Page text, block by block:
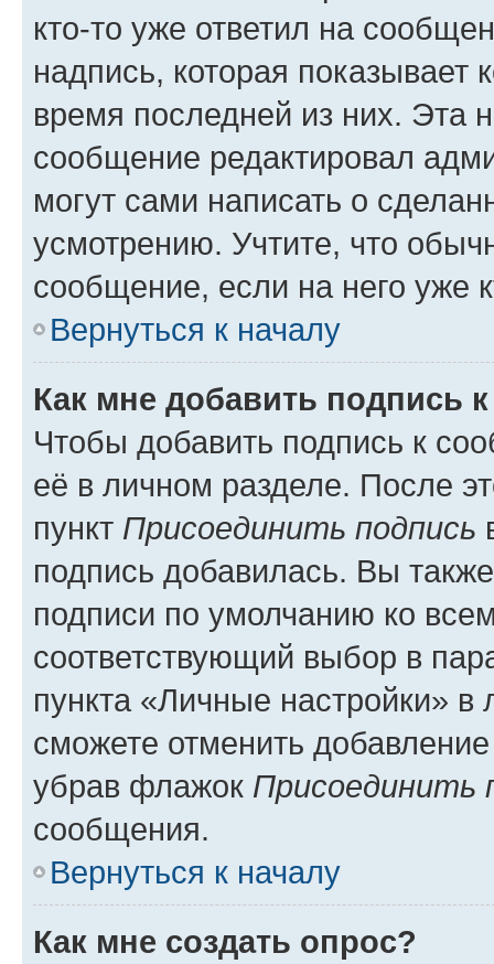
кто-то уже ответил на
надпись, которая показывает
время последней из них. Эта
сообщение редактировал
могут сами написать о
усмотрению. Учтите, что
сообщение, если на него уже
Вернуться к началу
Как мне добавить подпись
Чтобы добавить подпись к
её в личном разделе. После
пункт Присоединить подпись
подпись добавилась. Вы
подписи по умолчанию ко
соответствующий выбор в
пункта «Личные настройки»
сможете отменить
убрав флажок Присоединить
сообщения.
Вернуться к началу
Как мне создать опрос?